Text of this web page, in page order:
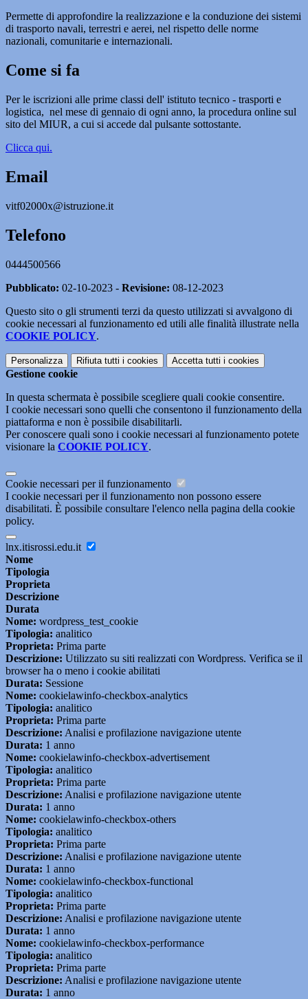
Permette di approfondire la realizzazione e la conduzione dei sistemi
di trasporto navali, terrestri e aerei, nel rispetto delle norme
nazionali, comunitarie e internazionali.
Come si fa
Per le iscrizioni alle prime classi dell' istituto tecnico - trasporti e
logistica, nel mese di gennaio di ogni anno, la procedura online sul
sito del MIUR, a cui si accede dal pulsante sottostante.
Clicca qui.
Email
vitf02000x@istruzione.it
Telefono
0444500566
Pubblicato: 02-10-2023 - Revisione: 08-12-2023
Questo sito o gli strumenti terzi da questo utilizzati si avvalgono di
cookie necessari al funzionamento ed utili alle finalità illustrate nella
COOKIE POLICY.
Personalizza Rifiuta tutti i cookies Accetta tutti i cookies
Gestione cookie
In questa schermata è possibile scegliere quali cookie consentire.
I cookie necessari sono quelli che consentono il funzionamento della
piattaforma e non è possibile disabilitarli.
Per conoscere quali sono i cookie necessari al funzionamento potete
visionare la COOKIE POLICY.
Cookie necessari per il funzionamento
I cookie necessari per il funzionamento non possono essere
disabilitati. È possibile consultare l'elenco nella pagina della cookie
policy.
lnx.itisrossi.edu.it
Nome
Tipologia
Proprieta
Descrizione
Durata
Nome: wordpress_test_cookie
Tipologia: analitico
Proprieta: Prima parte
Descrizione: Utilizzato su siti realizzati con Wordpress. Verifica se il
browser ha o meno i cookie abilitati
Durata: Sessione
Nome: cookielawinfo-checkbox-analytics
Tipologia: analitico
Proprieta: Prima parte
Descrizione: Analisi e profilazione navigazione utente
Durata: 1 anno
Nome: cookielawinfo-checkbox-advertisement
Tipologia: analitico
Proprieta: Prima parte
Descrizione: Analisi e profilazione navigazione utente
Durata: 1 anno
Nome: cookielawinfo-checkbox-others
Tipologia: analitico
Proprieta: Prima parte
Descrizione: Analisi e profilazione navigazione utente
Durata: 1 anno
Nome: cookielawinfo-checkbox-functional
Tipologia: analitico
Proprieta: Prima parte
Descrizione: Analisi e profilazione navigazione utente
Durata: 1 anno
Nome: cookielawinfo-checkbox-performance
Tipologia: analitico
Proprieta: Prima parte
Descrizione: Analisi e profilazione navigazione utente
Durata: 1 anno